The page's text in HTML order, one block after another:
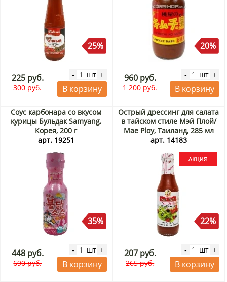
25%
225 руб.
300 руб.
- шт +
В корзину
20%
960 руб.
1 200 руб.
- шт +
В корзину
Соус карбонара со вкусом
курицы Бульдак Samyang,
Корея, 200 г
арт. 19251
35%
448 руб.
690 руб.
- шт +
В корзину
Острый дрессинг для салата
в тайcком стиле Мэй Плой/
Mae Ploy, Таиланд, 285 мл
Акция
арт. 14183
22%
207 руб.
265 руб.
- шт +
В корзину